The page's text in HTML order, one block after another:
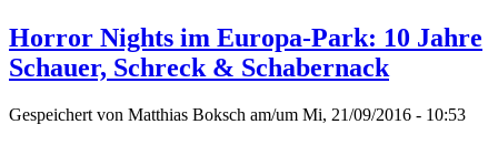
Horror Nights im Europa-Park: 10 Jahre
Schauer, Schreck & Schabernack
Gespeichert von Matthias Boksch am/um Mi, 21/09/2016 - 10:53